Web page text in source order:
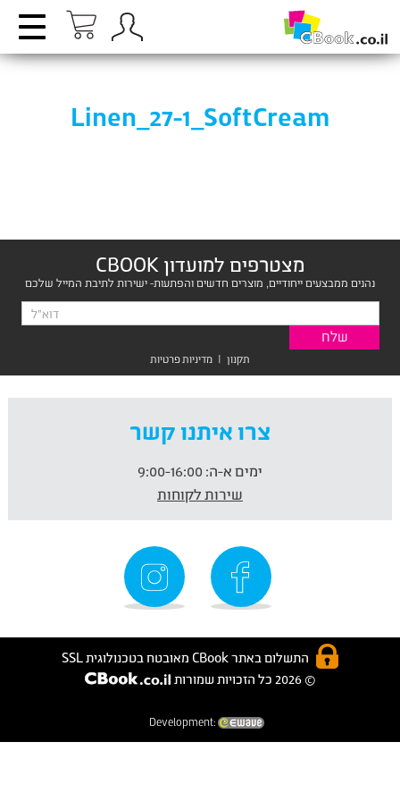
Linen_27-1_SoftCream
מצטרפים למועדון CBOOK
נהנים ממבצעים ייחודיים, מוצרים חדשים והפתעות- ישירות לתיבת המייל שלכם
תקנון | מדיניות פרטיות
צרו איתנו קשר
ימים א-ה:
שירות לקוחות
התשלום באתר CBook מאובטח בטכנולוגית SSL
© 2026 כל הזכויות שמורות
Development: